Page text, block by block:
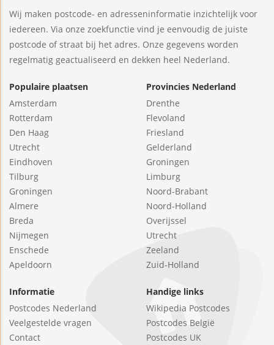
Wij maken postcode- en adresseninformatie inzichtelijk voor
iedereen. Via onze zoekfunctie vind je eenvoudig de juiste
postcode of straat bij het adres. Onze gegevens worden
regelmatig geactualiseerd en dekken heel Nederland.
Populaire plaatsen
Amsterdam
Rotterdam
Den Haag
Utrecht
Eindhoven
Tilburg
Groningen
Almere
Breda
Nijmegen
Enschede
Apeldoorn
Provincies Nederland
Drenthe
Flevoland
Friesland
Gelderland
Groningen
Limburg
Noord-Brabant
Noord-Holland
Overijssel
Utrecht
Zeeland
Zuid-Holland
Informatie
Postcodes Nederland
Veelgestelde vragen
Contact
Handige links
Wikipedia Postcodes
Postcodes België
Postcodes UK